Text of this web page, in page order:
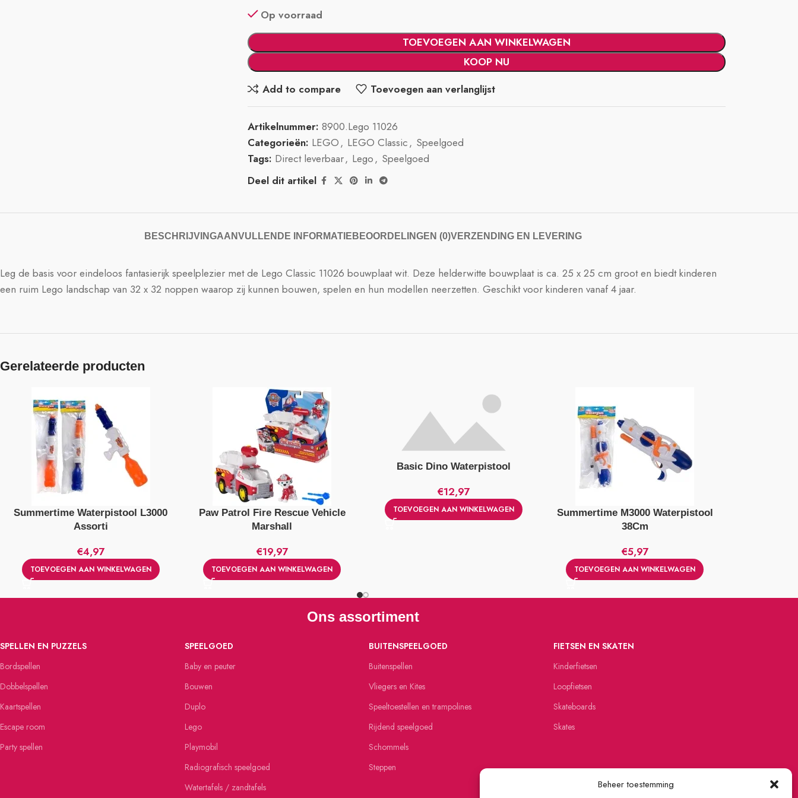
Beheer toestemming
Op voorraad
TOEVOEGEN AAN WINKELWAGEN
KOOP NU
Add to compare
Toevoegen aan verlanglijst
Artikelnummer:8900.Lego 11026
Categorieën: LEGO, LEGO Classic, Speelgoed
Tags: Direct leverbaar, Lego, Speelgoed
Deel dit artikel
BESCHRIJVINGAANVULLENDE INFORMATIE BEOORDELINGEN (0)VERZENDING EN LEVERING
Leg de basis voor eindeloos fantasierijk speelplezier met de Lego Classic 11026 bouwplaat wit. Deze helderwitte bouwplaat is ca. 25 x 25 cm groot en biedt kinderen
een ruim Lego landschap van 32 x 32 noppen waarop zij kunnen bouwen, spelen en hun modellen neerzetten. Geschikt voor kinderen vanaf 4 jaar.
Gerelateerde producten
Summertime Waterpistool L3000
Assorti
€4,97
TOEVOEGEN AAN WINKELWAGEN
Paw Patrol Fire Rescue Vehicle
Marshall
€19,97
TOEVOEGEN AAN WINKELWAGEN
Basic Dino Waterpistool
€12,97
TOEVOEGEN AAN WINKELWAGEN
Summertime M3000 Waterpistool
38Cm
€5,97
TOEVOEGEN AAN WINKELWAGEN
Ons assortiment
SPELLEN EN PUZZELS
Bordspellen
Dobbelspellen
Kaartspellen
Escape room
Party spellen
SPEELGOED
Baby en peuter
Bouwen
Duplo
Lego
Playmobil
Radiografisch speelgoed
Watertafels / zandtafels
BUITENSPEELGOED
Buitenspellen
Vliegers en Kites
Speeltoestellen en trampolines
Rijdend speelgoed
Schommels
Steppen
FIETSEN EN SKATEN
Kinderfietsen
Loopfietsen
Skateboards
Skates